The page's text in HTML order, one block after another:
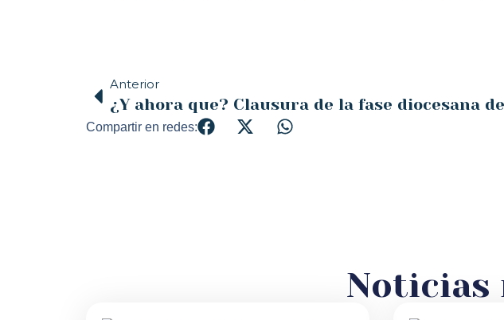
Anterior
Compartir en redes:
Noticias